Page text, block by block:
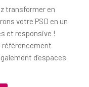
transformer en
votre PSD en un
et responsive !
référencement
d’espaces